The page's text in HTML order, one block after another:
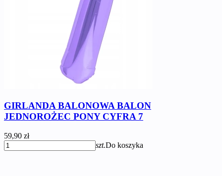
GIRLANDA BALONOWA BALON
JEDNOROŻEC PONY CYFRA 7
59,90 zł
szt.Do koszyka